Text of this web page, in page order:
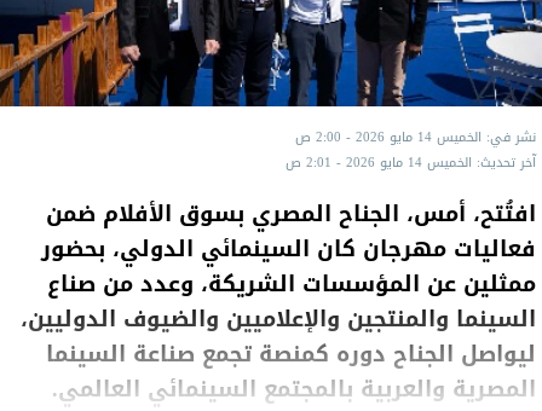
نشر في: الخميس 14 مايو 2026 - 2:00 ص
آخر تحديث: الخميس 14 مايو 2026 - 2:01 ص
افتُتح، أمس، الجناح المصري بسوق الأفلام ضمن
فعاليات مهرجان كان السينمائي الدولي، بحضور
ممثلين عن المؤسسات الشريكة، وعدد من صناع
السينما والمنتجين والإعلاميين والضيوف الدوليين،
ليواصل الجناح دوره كمنصة تجمع صناعة السينما
المصرية والعربية بالمجتمع السينمائي العالمي.